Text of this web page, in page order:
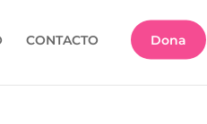
CONTACTO Dona